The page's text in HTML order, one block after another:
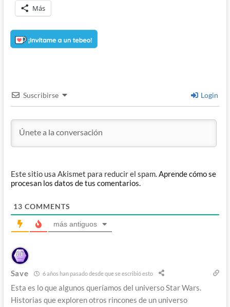
Más
Suscribirse Login
Este sitio usa Akismet para reducir el spam.Aprende cómo se
procesan los datos de tus comentarios.
13 COMMENTS
más antiguos
Save 6 años han pasado desde que se escribió esto
Esta es lo que algunos queríamos del universo Star Wars.
Historias que exploren otros rincones de un universo